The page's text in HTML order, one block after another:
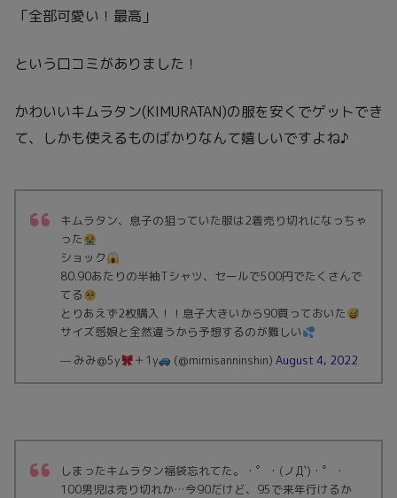
「全部可愛い！最高」
という口コミがありました！
かわいいキムラタン(KIMURATAN)の服を安くでゲットでき
て、しかも使えるものばかりなんて嬉しいですよね♪
キムラタン、息子の狙っていた服は2着売り切れになっちゃ
った
ショック
80.90あたりの半袖Tシャツ、セールで500円でたくさんで
てる
とりあえず2枚購入！！息子大きいから90買っておいた
サイズ感娘と全然違うから予想するのが難しい
— みみ@5y
＋1y (@mimisanninshin)August 4, 2022
しまったキムラタン福袋忘れてた。・゜・(ノД`)・゜・
100男児は売り切れか…今90だけど、95で来年行けるか